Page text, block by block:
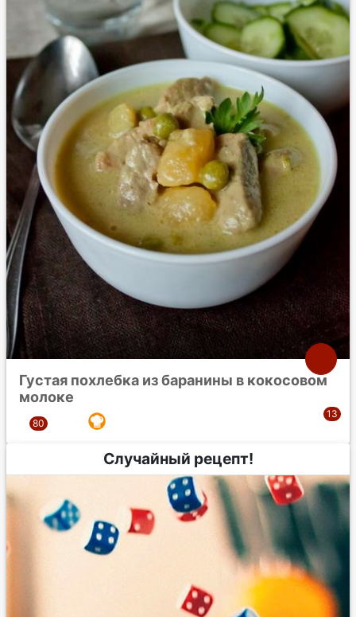
Густая похлебка из баранины в кокосовом
молоке
Случайный рецепт!